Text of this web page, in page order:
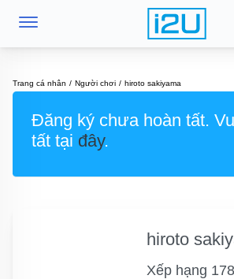
Trang cá nhân Người chơi hiroto sakiyama
Đăng ký chưa hoàn tất.
tất tại đây.
hiroto
Xếp hạng